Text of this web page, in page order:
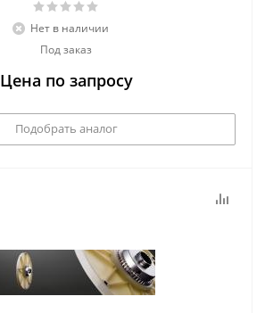
Нет в наличии
Под заказ
Цена по запросу
Подобрать аналог